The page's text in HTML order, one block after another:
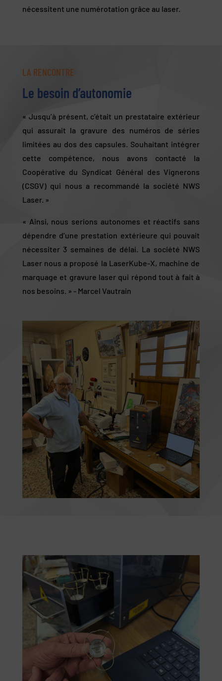
nécessitent une numérotation grâce au laser.
LA RENCONTRE
Le besoin d’autonomie
« Jusqu’à présent, c’était un prestataire extérieur
qui assurait la gravure des numéros de séries
limitées au dos des capsules. Souhaitant intégrer
cette compétence, nous avons contacté la
Coopérative du Syndicat Général des Vignerons
(CSGV) qui nous a recommandé la société NWS
Laser. »
« Ainsi, nous serions autonomes et réactifs sans
dépendre d’une prestation extérieure qui pouvait
nécessiter 3 semaines de délai. La société NWS
Laser nous a proposé la LaserKube-X, machine de
marquage et gravure laser qui répond tout à fait à
nos besoins. » - Marcel Vautrain